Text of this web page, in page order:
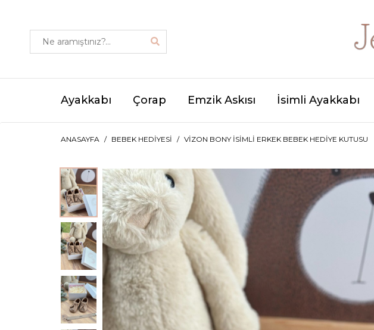
Ayakkabı Çorap Emzik Askısı İsimli Ayakkabı
ANASAYFA BEBEK HEDIYESI VIZON BONY İSIMLI ERKEK BEBEK HEDIYE KUTUSU